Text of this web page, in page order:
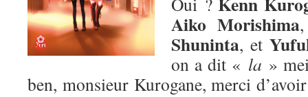
Aiko Morishima
Shuninta, et
on a dit « la »
ben, monsieur Kurogane, merci